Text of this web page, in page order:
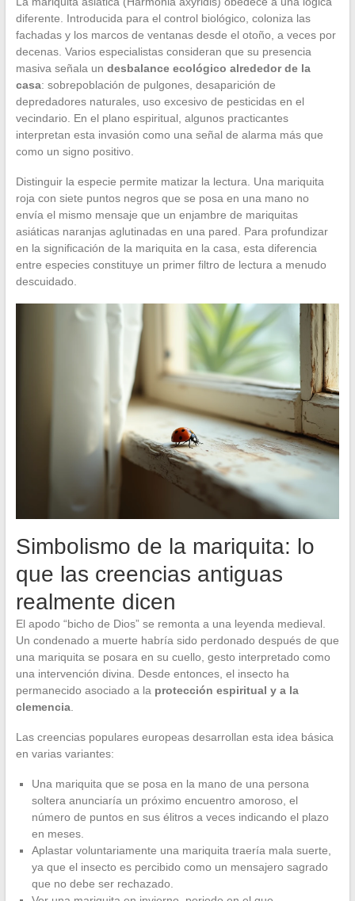
diferente. Introducida para el control biológico, coloniza las
fachadas y los marcos de ventanas desde el otoño, a veces por
decenas. Varios especialistas consideran que su presencia
masiva señala un desbalance ecológico alrededor de la
casa: sobrepoblación de pulgones, desaparición de
depredadores naturales, uso excesivo de pesticidas en el
vecindario. En el plano espiritual, algunos practicantes
interpretan esta invasión como una señal de alarma más que
como un signo positivo.
Distinguir la especie permite matizar la lectura. Una mariquita
roja con siete puntos negros que se posa en una mano no
envía el mismo mensaje que un enjambre de mariquitas
asiáticas naranjas aglutinadas en una pared. Para profundizar
en la significación de la mariquita en la casa, esta diferencia
entre especies constituye un primer filtro de lectura a menudo
descuidado.
Simbolismo de la mariquita: lo
que las creencias antiguas
realmente dicen
El apodo “bicho de Dios” se remonta a una leyenda medieval.
Un condenado a muerte habría sido perdonado después de que
una mariquita se posara en su cuello, gesto interpretado como
una intervención divina. Desde entonces, el insecto ha
permanecido asociado a la protección espiritual y a la
clemencia.
Las creencias populares europeas desarrollan esta idea básica
en varias variantes:
Una mariquita que se posa en la mano de una persona
soltera anunciaría un próximo encuentro amoroso, el
número de puntos en sus élitros a veces indicando el plazo
en meses.
Aplastar voluntariamente una mariquita traería mala suerte,
ya que el insecto es percibido como un mensajero sagrado
que no debe ser rechazado.